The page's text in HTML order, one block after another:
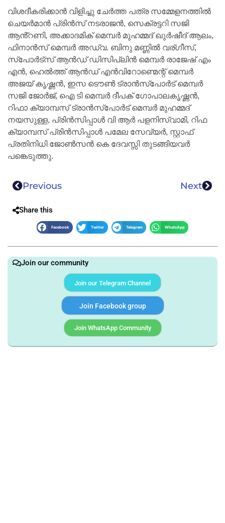
വിശദീകരിക്കാൻ വിളിച്ചു ചേർത്ത പത്ര സമ്മേളനത്തിൽ
ചെയർമാൻ പ്രിൻസ് നടരാജൻ, സെക്രട്ടറി സജി
ആൻ്റണി, അക്കാദമിക് മെമ്പർ മുഹമ്മദ് ഖുർഷീദ് ആലം,
ഫിനാൻസ് മെമ്പർ അഡ്വ. ബിനു മണ്ണിൽ വര്ഗീസ്,
സ്പോർട്സ് ആൻഡ് ഡിസിപ്ലിൻ മെമ്പർ രാജേഷ് എം
എൻ, ഹെൽത്ത് ആൻഡ് എൻവിറോണ്മെന്റ് മെമ്പർ
അജയ് കൃഷ്ണൻ, ഇസ ടൌൺ ട്രാൻസ്‌പോർട് മെമ്പർ
സജി ജോർജ്, ഐ ടി മെമ്പർ ദീപക് ഗോപാലകൃഷ്ണൻ,
റിഫാ ക്യാമ്പസ് ട്രാൻസ്‌പോർട് മെമ്പർ മുഹമ്മദ്
നയസുള്ള, പ്രിൻസിപ്പാൾ വി ആർ പളനിസ്വാമി, റിഫ
ക്യാമ്പസ് പ്രിൻസിപ്പാൾ പമേല സേവ്യർ, സ്റ്റാഫ്
പ്രതിനിധി ജോൺസൻ കെ ദേവസ്സി തുടങ്ങിയവർ
പങ്കെടുത്തു.
Previous Next
Share this
Facebook Twitter Telegram WhatsApp
Join our community
Join our Telegram Channel
Join Facebook group
Join WhatsApp Community